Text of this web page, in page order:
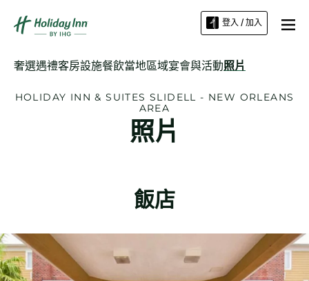
登入 / 加入
奢選遇禮客房設施餐飲當地區域宴會與活動照片
HOLIDAY INN & SUITES SLIDELL - NEW ORLEANS
AREA
照片
飯店